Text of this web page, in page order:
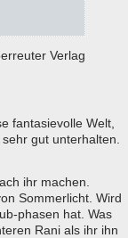
Verlag
fantasievolle Welt,
gut unterhalten.
ihr machen.
Sommerlicht. Wird
phasen hat. Was
Rani als ihr ihn